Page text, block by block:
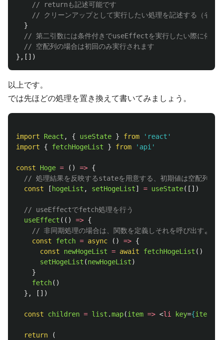
// returnも記述可能です
// クリーンアップとして実行したい処理を記述する（省略
}
// 第二引数には条件付きでuseEffectを実行したい際に依存
// 空配列の場合は初回のみ実行されます
},[])
以上です。
では先ほどの処理を置き換えて書いてみましょう。
import React , { useState } from ' react '
import
{ fetchHogeList } from ' api '
const Hoge = () => {
// 処理結果を反映するstateを用意する、初期値は空配列
const
[ hogeList , setHogeList] = useState([])
// useEffectでfetch処理を行う
useEffect (() => {
// 非同期処理の場合は、関数を定義しそれを呼び出すよう
const
fetch = async () => {
const
newHogeList = await fetchHogeList ()
setHogeList (newHogeList)
}
fetch()
},
[])
const children = list .map(item => <li key={item
return (